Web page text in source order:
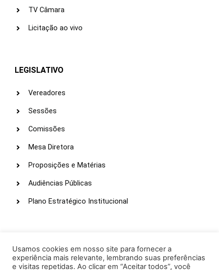
TV Câmara
Licitação ao vivo
LEGISLATIVO
Vereadores
Sessões
Comissões
Mesa Diretora
Proposições e Matérias
Audiências Públicas
Plano Estratégico Institucional
Webmail
Intranet
Usamos cookies em nosso site para fornecer a
experiência mais relevante, lembrando suas preferências
e visitas repetidas. Ao clicar em “Aceitar todos”, você